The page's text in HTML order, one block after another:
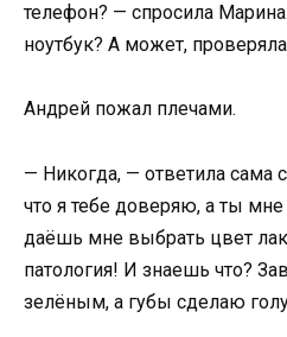
телефон? — спросила
ноутбук? А может,
Андрей пожал плечами.
— Никогда, — ответила сама
что я тебе доверяю, а ты
даёшь мне выбрать цвет
патология! И знаешь что?
зелёным, а губы сделаю